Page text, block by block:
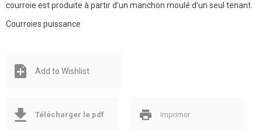
courroie est produite à partir d’un manchon moulé d’un seul tenant.
Courroies puissance
Add to Wishlist
Télécharger le pdf Imprimer